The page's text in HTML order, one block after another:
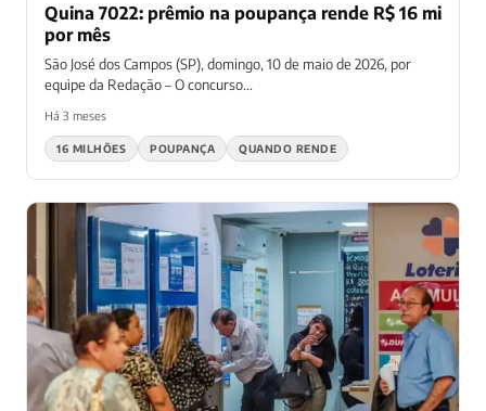
Quina 7022: prêmio na poupança rende R$ 16 mi
por mês
São José dos Campos (SP), domingo, 10 de maio de 2026, por
equipe da Redação – O concurso...
Há 3 meses
16 MILHÕES POUPANÇA QUANDO RENDE